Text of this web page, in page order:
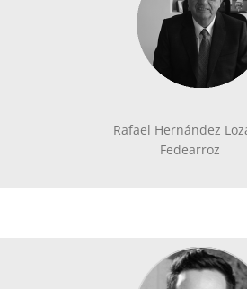
Rafael Hernández
Fedearroz